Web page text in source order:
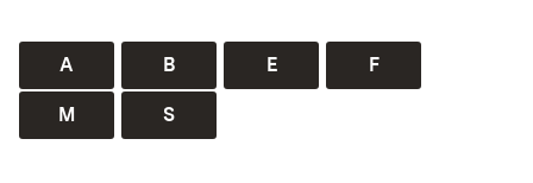
A B E F
M S